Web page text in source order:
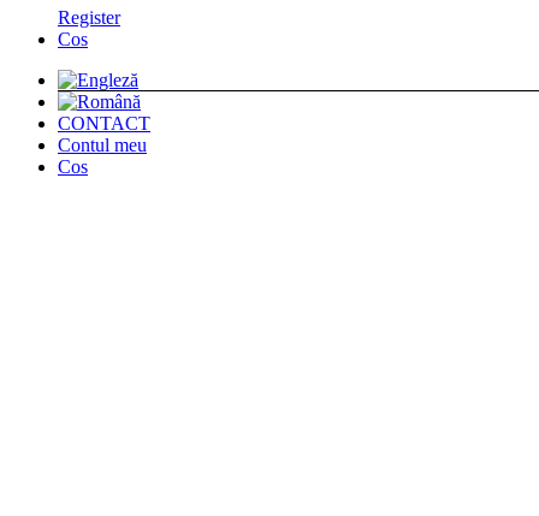
Register
Cos
CONTACT
Contul meu
Cos